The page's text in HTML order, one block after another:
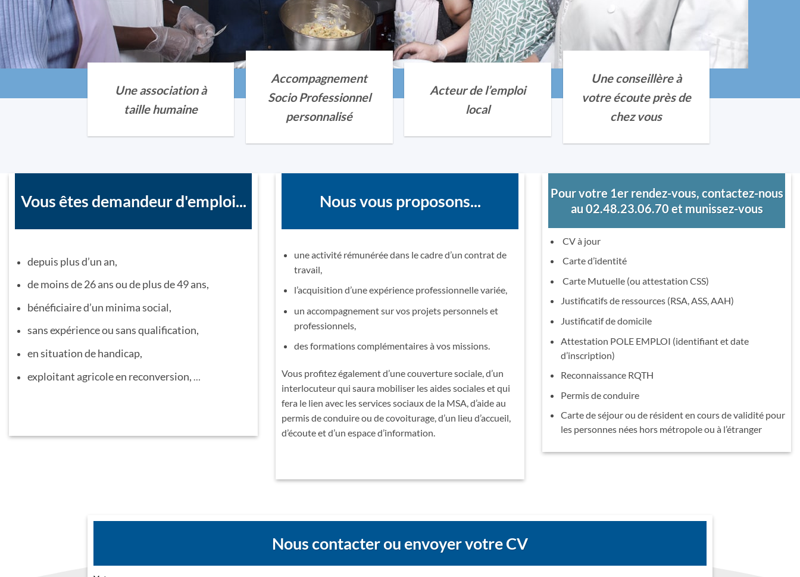
Une association à
taille humaine
Accompagnement
Socio Professionnel
personnalisé
Acteur de l’emploi
local
Une conseillère à
votre écoute près de
chez vous
Vous êtes demandeur d'emploi...
depuis plus d’un an,
de moins de 26 ans ou de plus de 49 ans,
bénéficiaire d’un minima social,
sans expérience ou sans qualification,
en situation de handicap,
exploitant agricole en reconversion,
Nous vous proposons...
une activité rémunérée dans le cadre d’un contrat de
travail,
l’acquisition d’une expérience professionnelle variée,
un accompagnement sur vos projets personnels et
professionnels,
des formations complémentaires à vos missions.
Vous profitez également d’une couverture sociale, d’un
interlocuteur qui saura mobiliser les aides sociales et qui
fera le lien avec les services sociaux de la MSA, d’aide au
permis de conduire ou de covoiturage, d’un lieu d’accueil,
d’écoute et d’un espace d’information.
Pour votre 1er rendez-vous, contactez-nous
au 02.48.23.06.70 et munissez-vous
CV à jour
Carte d’identité
Carte Mutuelle (ou attestation CSS)
Justificatifs de ressources (RSA, ASS, AAH)
Justificatif de domicile
Attestation POLE EMPLOI (identifiant et date
d’inscription)
Reconnaissance RQTH
Permis de conduire
Carte de séjour ou de résident en cours de validité pour
les personnes nées hors métropole ou à l’étranger
Nous contacter ou envoyer votre CV